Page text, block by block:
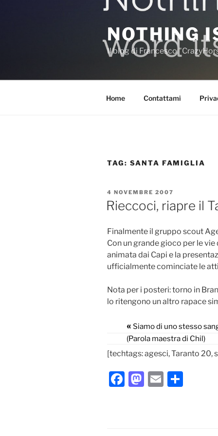
NOTHING
Il blog di Francesco
Home Contattami
TAG: SANTA FAMIGLIA
PUBBLICATO
IL
4 NOVEMBRE 2007
Rieccoci, riapre il
Finalmente il gruppo scout
Con un grande gioco per le vie
animata dai Capi e la
ufficialmente cominciate le
Nota per i posteri: torno in
lo ritengono un altro rapace
« Siamo di uno stesso
(Parola maestra di Chil)
[techtags: agesci, Taranto 20,
F
M E